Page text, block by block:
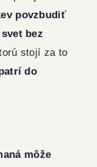
povzbudiť
bez
stojí za to
do
môže